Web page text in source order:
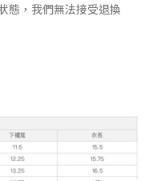
態，我們無法接受退換